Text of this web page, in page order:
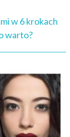
w 6 krokach
warto?